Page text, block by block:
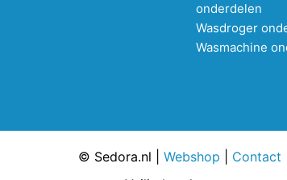
onderdelen
Wasdroger
Wasmachine
© Sedora.nl | Webshop
Contact